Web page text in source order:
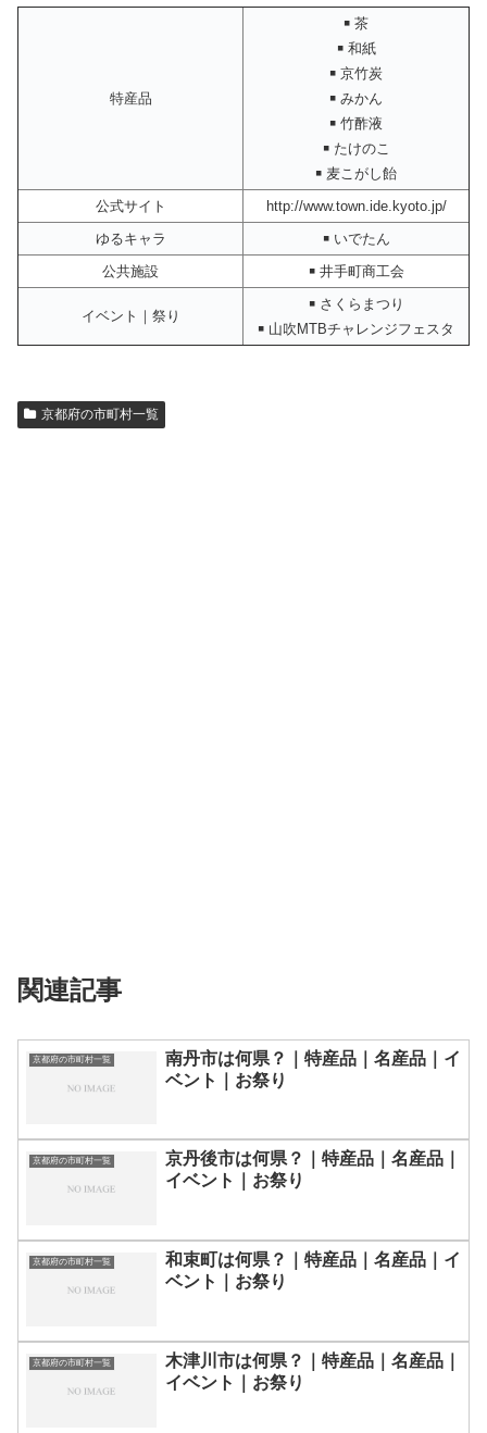
特産品
￭ 茶
￭ 和紙
￭ 京竹炭
￭ みかん
￭ 竹酢液
￭ たけのこ
￭ 麦こがし飴
公式サイト
http://www.town.ide.kyoto.jp/
ゆるキャラ
￭ いでたん
公共施設
￭ 井手町商工会
イベント｜祭り
￭ さくらまつり
￭ 山吹MTBチャレンジフェスタ
京都府の市町村一覧
関連記事
京都府の市町村一覧
南丹市は何県？｜特産品｜名産品｜イ
ベント｜お祭り
京都府の市町村一覧
京丹後市は何県？｜特産品｜名産品｜
イベント｜お祭り
京都府の市町村一覧
和束町は何県？｜特産品｜名産品｜イ
ベント｜お祭り
京都府の市町村一覧
木津川市は何県？｜特産品｜名産品｜
イベント｜お祭り